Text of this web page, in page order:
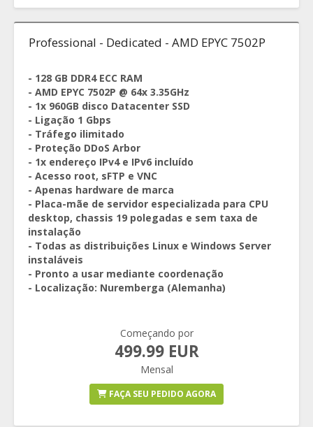
Professional - Dedicated - AMD EPYC 7502P
- 128 GB DDR4 ECC RAM
- AMD EPYC 7502P @ 64x 3.35GHz
- 1x 960GB disco Datacenter SSD
- Ligação 1 Gbps
- Tráfego ilimitado
- Proteção DDoS Arbor
- 1x endereço IPv4 e IPv6 incluído
- Acesso root, sFTP e VNC
- Apenas hardware de marca
- Placa-mãe de servidor especializada para CPU
desktop, chassis 19 polegadas e sem taxa de
instalação
- Todas as distribuições Linux e Windows Server
instaláveis
- Pronto a usar mediante coordenação
- Localização: Nuremberga (Alemanha)
Começando por
499.99 EUR
Mensal
FAÇA SEU PEDIDO AGORA